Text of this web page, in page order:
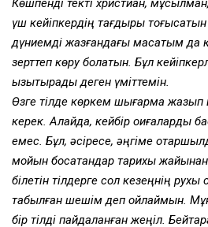
Көшпенді текті христиан,
үш кейіпкердің тағдыры
дүниемді жазғандағы мақсатым да
зерттеп көру болатын. Бұл
қызықтырады деген үміттемін.
Өзге тілде көркем шығарма жазып
керек. Алайда, кейбір оқиғаларды
емес. Бұл, әсіресе, әңгіме
мойын босатқандар тарихы
білетін тілдерге сол кезеңнің
табылған шешім деп ойлаймын.
бір тілді пайдаланған жеңіл.